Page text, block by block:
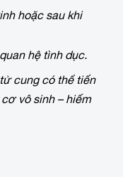
hoặc sau khi
hệ tình dục.
cung có thể tiến
vô sinh – hiếm